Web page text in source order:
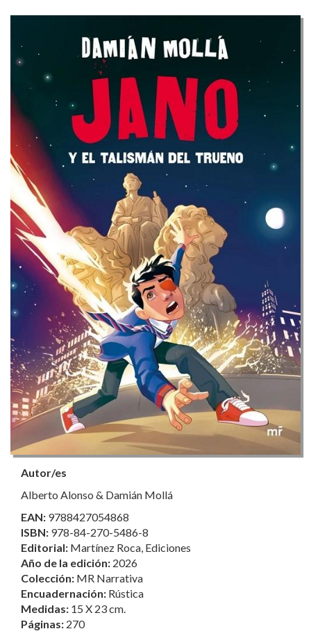
Autor/es
Alberto Alonso & Damián Mollá
EAN: 9788427054868
ISBN: 978-84-270-5486-8
Editorial: Martínez Roca, Ediciones
Año de la edición: 2026
Colección: MR Narrativa
Encuadernación: Rústica
Medidas: 15 X 23 cm.
Páginas: 270